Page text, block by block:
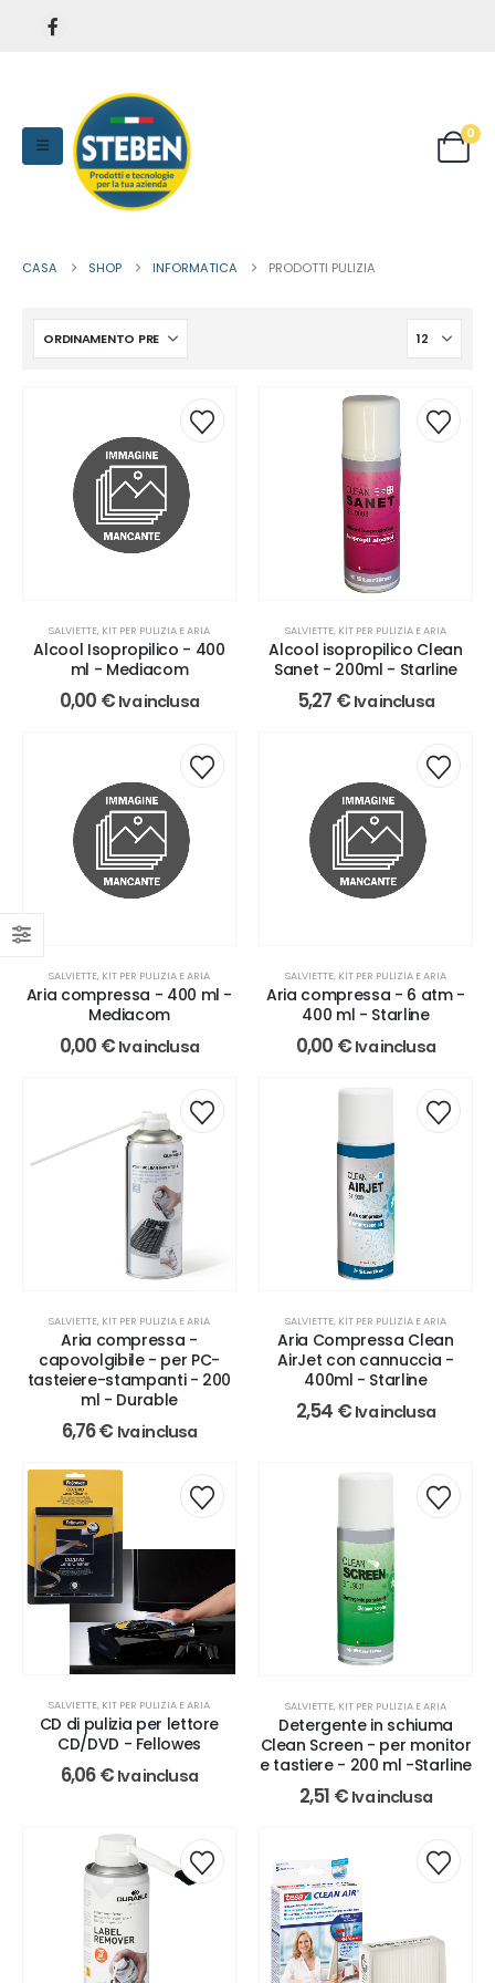
0
CASA SHOP INFORMATICA PRODOTTI PULIZIA
SALVIETTE, KIT PER PULIZIA E ARIA
Alcool Isopropilico - 400
ml - Mediacom
0,00 € Iva inclusa
SALVIETTE, KIT PER PULIZIA E ARIA
Alcool isopropilico Clean
Sanet - 200ml - Starline
5,27 € Iva inclusa
SALVIETTE, KIT PER PULIZIA E ARIA
Aria compressa - 400 ml -
Mediacom
0,00 € Iva inclusa
SALVIETTE, KIT PER PULIZIA E ARIA
Aria compressa - 6 atm -
400 ml - Starline
0,00 € Iva inclusa
SALVIETTE, KIT PER PULIZIA E ARIA
Aria compressa -
capovolgibile - per PC-
tasteiere-stampanti - 200
ml - Durable
6,76€ Iva inclusa
SALVIETTE, KIT PER PULIZIA E ARIA
Aria Compressa Clean
AirJet con cannuccia -
400ml - Starline
2,54 € Iva inclusa
SALVIETTE, KIT PER PULIZIA E ARIA
CD di pulizia per lettore
CD/DVD - Fellowes
6,06€ Iva inclusa
SALVIETTE, KIT PER PULIZIA E ARIA
Detergente in schiuma
Clean Screen - per monitor
e tastiere - 200 ml -Starline
2,51 € Iva inclusa